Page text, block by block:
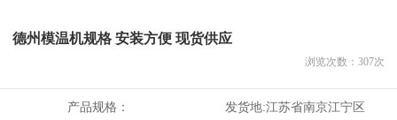
德州模温机规格 安装方便 现货供应
浏览次数： 307次
产品规格： 发货地:江苏省南京江宁区